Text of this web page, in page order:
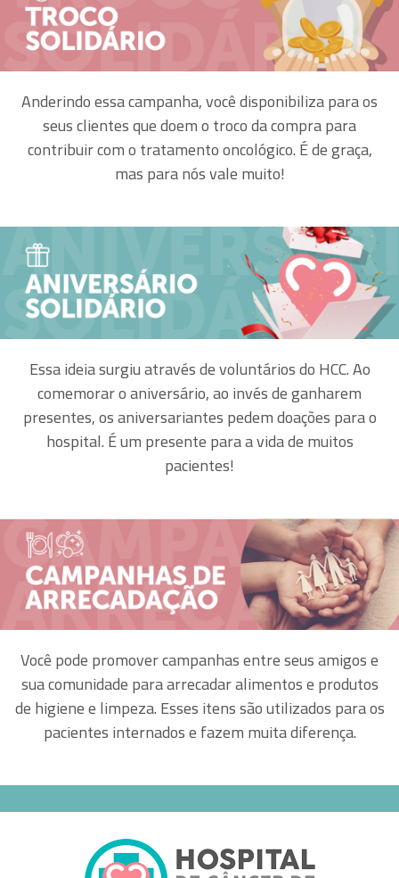
Anderindo essa campanha, você disponibiliza para os
seus clientes que doem o troco da compra para
contribuir com o tratamento oncológico. É de graça,
mas para nós vale muito!
Essa ideia surgiu através de voluntários do HCC. Ao
comemorar o aniversário, ao invés de ganharem
presentes, os aniversariantes pedem doações para o
hospital. É um presente para a vida de muitos
pacientes!
Você pode promover campanhas entre seus amigos e
sua comunidade para arrecadar alimentos e produtos
de higiene e limpeza. Esses itens são utilizados para os
pacientes internados e fazem muita diferença.